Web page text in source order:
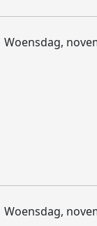
Woensdag,
Woensdag,